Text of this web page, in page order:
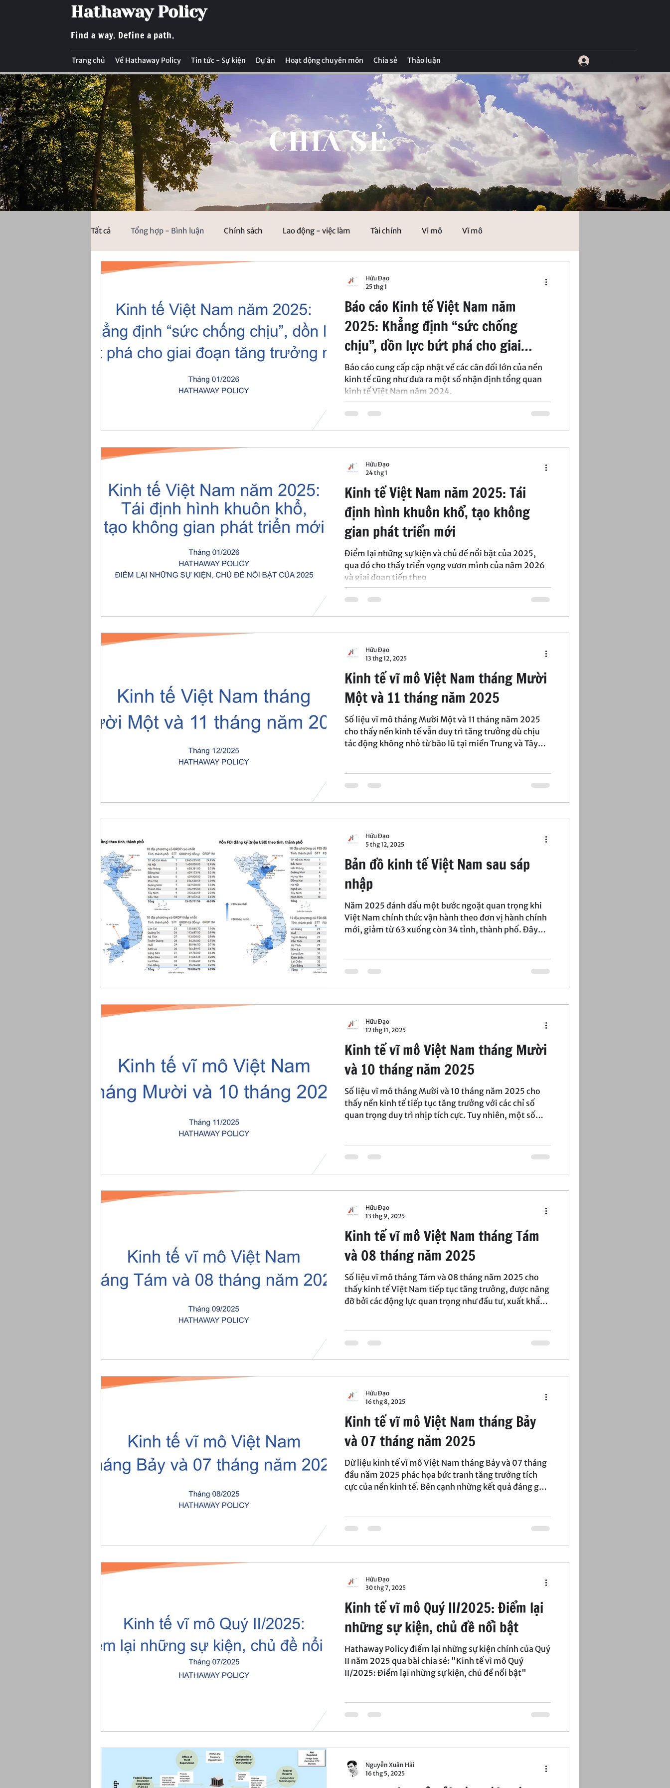
Hathaway Policy
Find a way. Define a path.
Trang chủ Về Hathaway Policy Tin tức - Sự kiện Dự án Hoạt động chuyên môn Chia sẻ Thảo luận
​CHIA SẺ
Tất cả Tổng hợp - Bình luận Chính sách Lao động - việc làm Tài chính Vi mô Vĩ mô
Báo cáo Kinh tế Việt Nam năm
2025: Khẳng định “sức chống
chịu”, dồn lực bứt phá cho giai
đoạn tăng trưởng mới
Báo cáo cung cấp cập nhật về các cân đối lớn của nền
kinh tế cũng như đưa ra một số nhận định tổng quan
kinh tế Việt Nam năm 2024.
Hữu Đạo
25 thg 1
Kinh tế Việt Nam năm 2025: Tái
định hình khuôn khổ, tạo không
gian phát triển mới
Điểm lại những sự kiện và chủ đề nổi bật của 2025,
qua đó cho thấy triển vọng vươn mình của năm 2026
và giai đoạn tiếp theo
Hữu Đạo
24 thg 1
Kinh tế vĩ mô Việt Nam tháng Mười
Một và 11 tháng năm 2025
Số liệu vĩ mô tháng Mười Một và 11 tháng năm 2025
cho thấy nền kinh tế vẫn duy trì tăng trưởng dù chịu
tác động không nhỏ từ bão lũ tại miền Trung và Tây
khiến nền kinh tế còn đối mặt nhiều rủi ro vĩ mô.
Hữu Đạo
13 thg 12, 2025
Bản đồ kinh tế Việt Nam sau sáp
nhập
Năm 2025 đánh dấu một bước ngoặt quan trọng khi
Việt Nam chính thức vận hành theo đơn vị hành chính
mới, giảm từ 63 xuống còn 34 tỉnh, thành phố. Đây
FDI đăng ký.
Hữu Đạo
5 thg 12, 2025
Kinh tế vĩ mô Việt Nam tháng Mười
và 10 tháng năm 2025
Số liệu vĩ mô tháng Mười và 10 tháng năm 2025 cho
thấy nền kinh tế tiếp tục tăng trưởng với các chỉ số
quan trọng duy trì nhịp tích cực. Tuy nhiên, một số
Hữu Đạo
12 thg 11, 2025
Kinh tế vĩ mô Việt Nam tháng Tám
và 08 tháng năm 2025
Số liệu vĩ mô tháng Tám và 08 tháng năm 2025 cho
thấy kinh tế Việt Nam tiếp tục tăng trưởng, được nâng
đỡ bởi các động lực quan trọng như đầu tư, xuất khẩu.
mà còn phải xây dựng nền tảng vững chắc cho trung
và dài hạn.
Hữu Đạo
13 thg 9, 2025
Kinh tế vĩ mô Việt Nam tháng Bảy
và 07 tháng năm 2025
Dữ liệu kinh tế vĩ mô Việt Nam tháng Bảy và 07 tháng
đầu năm 2025 phác họa bức tranh tăng trưởng tích
cực của nền kinh tế. Bên cạnh những kết quả đáng ghi
Hữu Đạo
16 thg 8, 2025
Kinh tế vĩ mô Quý II/2025: Điểm lại
những sự kiện, chủ đề nổi bật
Hathaway Policy điểm lại những sự kiện chính của Quý
II năm 2025 qua bài chia sẻ: "Kinh tế vĩ mô Quý
II/2025: Điểm lại những sự kiện, chủ đề nổi bật"
Hữu Đạo
30 thg 7, 2025
Nguyễn Xuân Hải
16 thg 5, 2025